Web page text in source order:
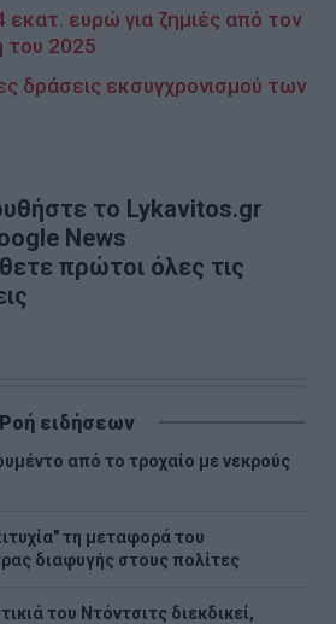
ευρώ για ζημιές από τον
του 2025
δράσεις εκσυγχρονισμού των
το Lykavitos.gr
News
πρώτοι όλες τις
Ροή ειδήσεων
από το τροχαίο με νεκρούς
τη μεταφορά του
διαφυγής στους πολίτες
του Ντόντσιτς διεκδικεί,